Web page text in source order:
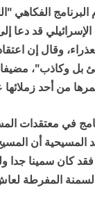
الفكاهي
الإسرائيلي قد دعا
وقال إن
بل وكاذب"،
من أحد زملائها
في معتقدات
المسيحية أن
كان سمينا جدا
المفرطة